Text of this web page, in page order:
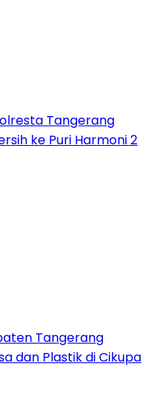
Tangerang
ke Puri Harmoni 2
Tangerang
dan Plastik di Cikupa